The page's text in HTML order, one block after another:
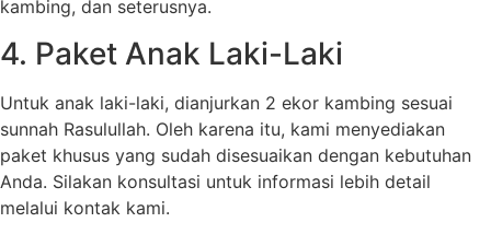
kambing, dan seterusnya.
4. Paket Anak Laki-Laki
Untuk anak laki-laki, dianjurkan 2 ekor kambing sesuai
sunnah Rasulullah. Oleh karena itu, kami menyediakan
paket khusus yang sudah disesuaikan dengan kebutuhan
Anda. Silakan konsultasi untuk informasi lebih detail
melalui kontak kami.